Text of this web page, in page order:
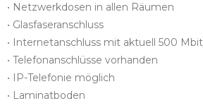
• Netzwerkdosen in allen Räumen
• Glasfaseranschluss
• Internetanschluss mit aktuell 500
• Telefonanschlüsse vorhanden
• IP-Telefonie möglich
• Laminatboden